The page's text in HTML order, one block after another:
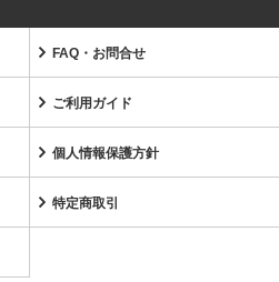
FAQ・お問合せ
ご利用ガイド
個人情報保護方針
特定商取引